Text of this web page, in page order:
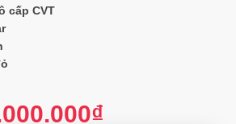
cấp CVT